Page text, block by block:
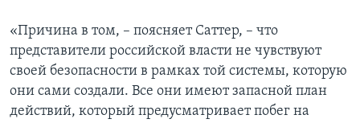
«Причина в том, – поясняет Саттер, – что
представители российской власти не чувствуют
своей безопасности в рамках той системы, которую
они сами создали. Все они имеют запасной план
действий, который предусматривает побег на